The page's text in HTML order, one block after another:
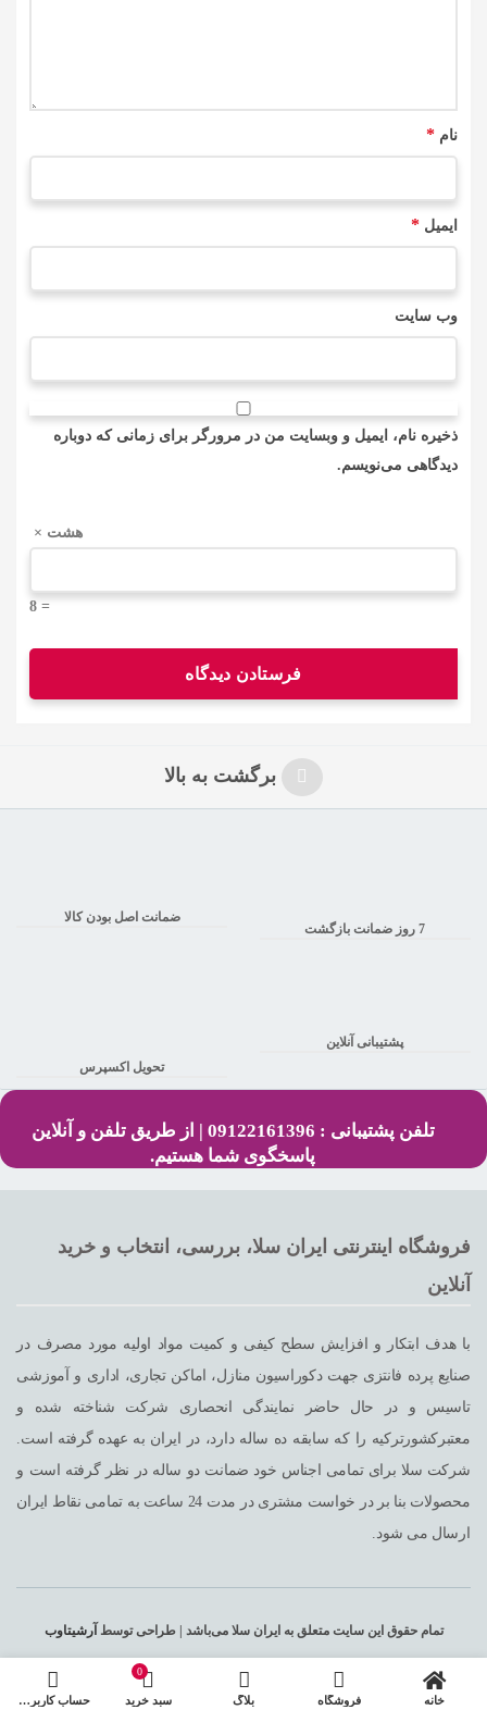
نام*
ایمیل*
وب‌ سایت
ذخیره نام، ایمیل و وبسایت من در مرورگر برای زمانی که دوباره
دیدگاهی می‌نویسم.
هشت ×
= 8
برگشت به بالا
ضمانت اصل بودن کالا
7 روز ضمانت بازگشت
تحویل اکسپرس
پشتیبانی آنلاین
تلفن پشتیبانی : 09122161396 | از طریق تلفن و آنلاین
پاسخگوی شما هستیم.
فروشگاه اینترنتی ایران سلا، بررسی، انتخاب و خرید
آنلاین
با هدف ابتکار و افزایش سطح کیفی و کمیت مواد اولیه مورد مصرف در
صنایع پرده فانتزی جهت دکوراسیون منازل، اماکن تجاری، اداری و آموزشی
تاسیس و در حال حاضر نمایندگی انحصاری شرکت شناخته شده و
معتبرکشورترکیه را که سابقه ده ساله دارد، در ایران به عهده گرفته است.
شرکت سلا برای تمامی اجناس خود ضمانت دو ساله در نظر گرفته است و
محصولات بنا بر در خواست مشتری در مدت 24 ساعت به تمامی نقاط ایران
ارسال می شود.
تمام حقوق این سایت متعلق به ایران سلا می‌باشد | طراحی توسط آرشیتاوب
خانه فروشگاه بلاگ
0
سبد خرید حساب کاربری من